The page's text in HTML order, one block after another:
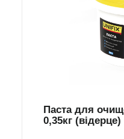
Паста для
0,35кг